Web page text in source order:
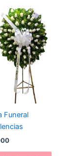
Funeral